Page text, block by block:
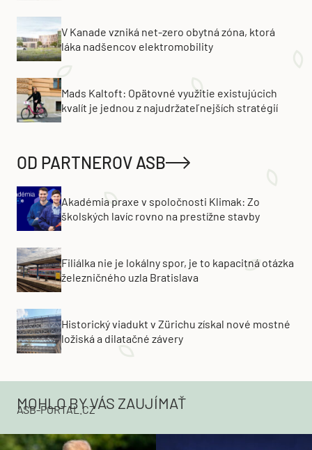
V Kanade vzniká net-zero obytná zóna, ktorá
láka nadšencov elektromobility
Mads Kaltoft: Opätovné využitie existujúcich
kvalít je jednou z najudržateľnejších stratégií
OD PARTNEROV ASB
Akadémia praxe v spoločnosti Klimak: Zo
školských lavíc rovno na prestížne stavby
Filiálka nie je lokálny spor, je to kapacitná otázka
železničného uzla Bratislava
Historický viadukt v Zürichu získal nové mostné
ložiská a dilatačné závery
MOHLO BY VÁS ZAUJÍMAŤ
ASB-PORTAL.CZ